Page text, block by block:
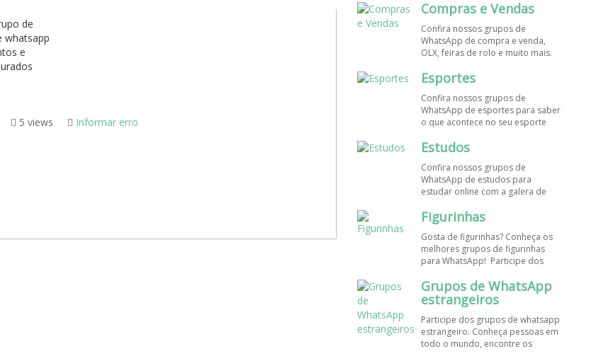
5 views Informar erro
grupos de WhatsApp é de graça!
Compras e Vendas
Confira nossos grupos de
WhatsApp de compra e venda,
OLX, feiras de rolo e muito mais.
de WhatsApp é de grátis! Entre
agora!
Esportes
Confira nossos grupos de
WhatsApp de esportes para saber
o que acontece no seu esporte
melhores grupos de WhatsApp é
Estudos
Confira nossos grupos de
WhatsApp de estudos para
estudar online com a galera de
melhores grupos de WhatsApp é
de graça!
Figurinhas
Gosta de figurinhas? Conheça os
melhores grupos de figurinhas
para WhatsApp! Participe dos
figurinhas e stickers grátis.
Encontre aqui os melhores grupos
de WhatsApp e bombe seu perfil!
Grupos de WhatsApp
estrangeiros
Participe dos grupos de whatsapp
estrangeiro. Conheça pessoas em
todo o mundo, encontre os